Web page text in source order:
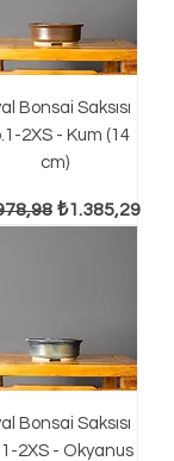
Bonsai Saksısı
2XS - Kum (14
cm)
Fiyatİndirimli Fiyat
₺1.385,29
Bonsai Saksısı
2XS - Okyanus